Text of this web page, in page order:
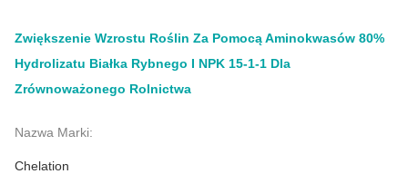
Zwiększenie Wzrostu Roślin Za Pomocą Aminokwasów 80%
Hydrolizatu Białka Rybnego I NPK 15-1-1 Dla
Zrównoważonego Rolnictwa
Nazwa Marki:
Chelation